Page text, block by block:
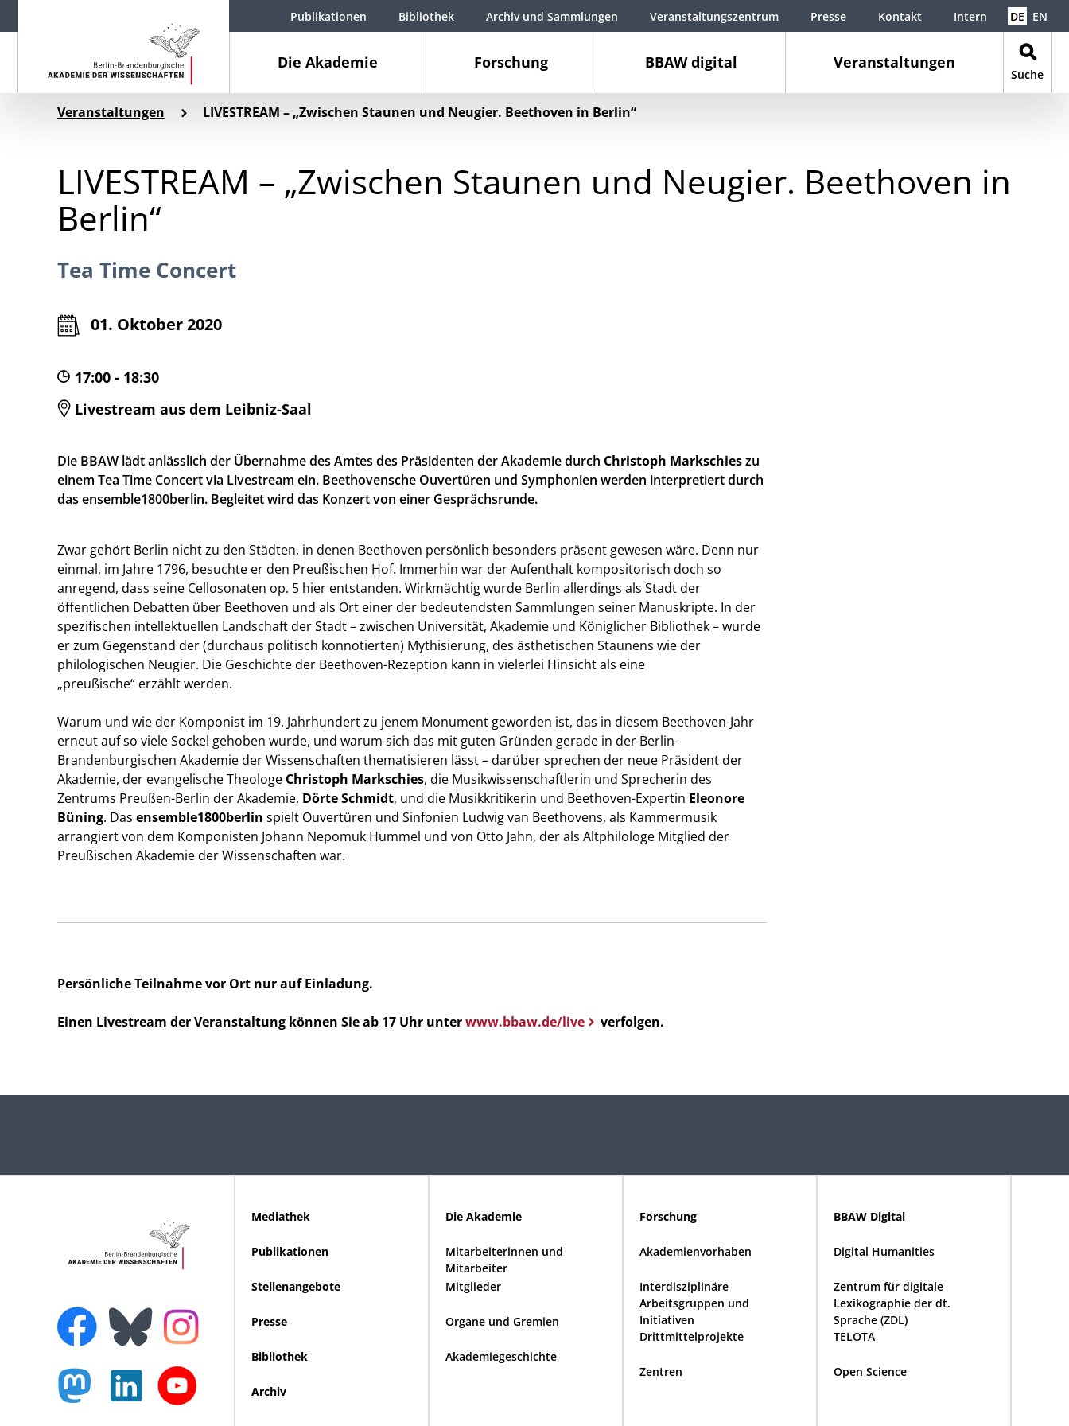
Die Akademie Forschung BBAW digital Veranstaltungen
Suche
Publikationen Bibliothek Archiv und Sammlungen Veranstaltungszentrum Presse Kontakt Intern DE EN
Veranstaltungen LIVESTREAM – „Zwischen Staunen und Neugier. Beethoven in Berlin“
LIVESTREAM – „Zwischen Staunen und Neugier. Beethoven in
Berlin“
Tea Time Concert
01. Oktober 2020
17:00 - 18:30
Livestream aus dem Leibniz-Saal
Die BBAW lädt anlässlich der Übernahme des Amtes des Präsidenten der Akademie durch Christoph Markschieszu
einem Tea Time Concert via Livestream ein. Beethovensche Ouvertüren und Symphonien werden interpretiert durch
das ensemble1800berlin. Begleitet wird das Konzert von einer Gesprächsrunde.
Zwar gehört Berlin nicht zu den Städten, in denen Beethoven persönlich besonders präsent gewesen wäre. Denn nur
einmal, im Jahre 1796, besuchte er den Preußischen Hof. Immerhin war der Aufenthalt kompositorisch doch so
anregend, dass seine Cellosonaten op. 5 hier entstanden. Wirkmächtig wurde Berlin allerdings als Stadt der
öffentlichen Debatten über Beethoven und als Ort einer der bedeutendsten Sammlungen seiner Manuskripte. In der
spezifischen intellektuellen Landschaft der Stadt – zwischen Universität, Akademie und Königlicher Bibliothek – wurde
er zum Gegenstand der (durchaus politisch konnotierten) Mythisierung, des ästhetischen Staunens wie der
philologischen Neugier. Die Geschichte der Beethoven-Rezeption kann in vielerlei Hinsicht als eine
„preußische“ erzählt werden.
Warum und wie der Komponist im 19. Jahrhundert zu jenem Monument geworden ist, das in diesem Beethoven-Jahr
erneut auf so viele Sockel gehoben wurde, und warum sich das mit guten Gründen gerade in der Berlin-
Brandenburgischen Akademie der Wissenschaften thematisieren lässt – darüber sprechen der neue Präsident der
Akademie, der evangelische Theologe Christoph Markschies, die Musikwissenschaftlerin und Sprecherin des
Zentrums Preußen-Berlin der Akademie, Dörte Schmidt, und die Musikkritikerin und Beethoven-Expertin Eleonore
Büning. Das ensemble1800berlin spielt Ouvertüren und Sinfonien Ludwig van Beethovens, als Kammermusik
arrangiert von dem Komponisten Johann Nepomuk Hummel und von Otto Jahn, der als Altphilologe Mitglied der
Preußischen Akademie der Wissenschaften war.
Persönliche Teilnahme vor Ort nur auf Einladung.
Einen Livestream der Veranstaltung können Sie ab 17 Uhr unterwww.bbaw.de/live verfolgen.
Mediathek
Publikationen
Stellenangebote
Presse
Bibliothek
Archiv
Die Akademie
Mitarbeiterinnen und
Mitarbeiter
Mitglieder
Organe und Gremien
Akademiegeschichte
Forschung
Akademienvorhaben
Interdisziplinäre
Arbeitsgruppen und
Initiativen
Drittmittelprojekte
Zentren
BBAW Digital
Digital Humanities
Zentrum für digitale
Lexikographie der dt.
Sprache (ZDL)
TELOTA
Open Science